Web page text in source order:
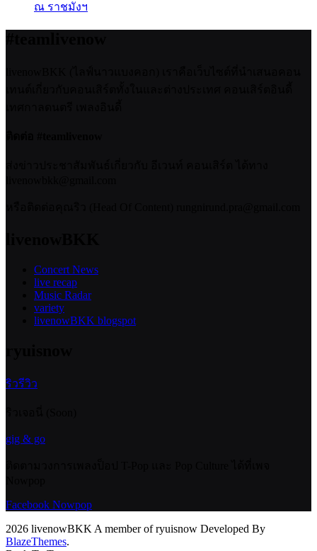
ณ ราชมังฯ
Concert News
live recap
Music Radar
variety
livenowBKK blogspot
ริวรีวิว
gig & go
Facebook Nowpop
2026 livenowBKK A member of ryuisnow Developed By
BlazeThemes.